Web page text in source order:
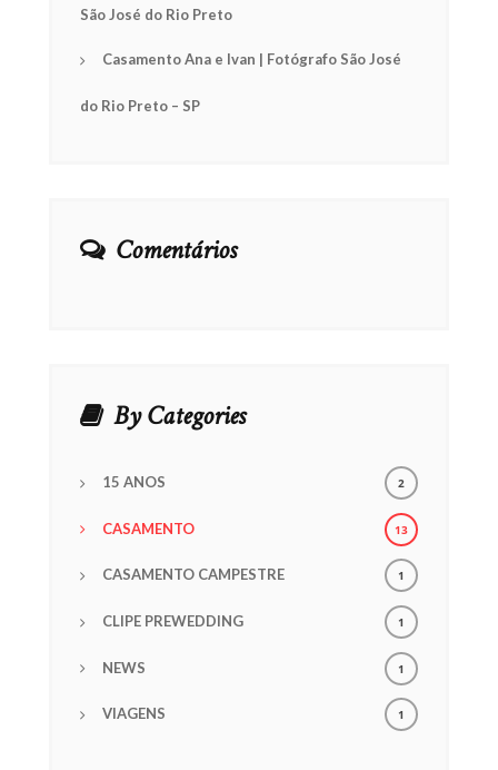
São José do Rio Preto
Casamento Ana e Ivan | Fotógrafo São José
do Rio Preto – SP
Comentários
By Categories
15 ANOS 2
CASAMENTO 13
CASAMENTO CAMPESTRE 1
CLIPE PREWEDDING 1
NEWS 1
VIAGENS 1